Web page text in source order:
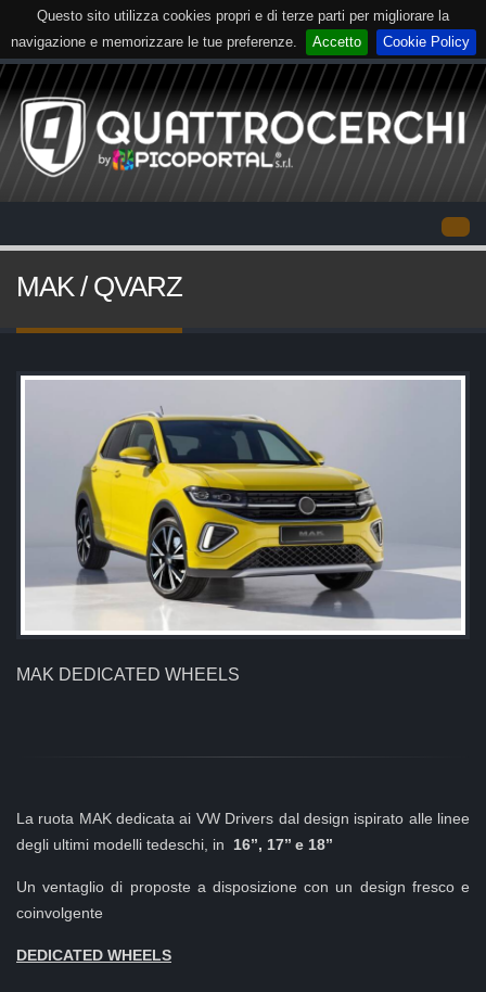
Questo sito utilizza cookies propri e di terze parti per migliorare la
navigazione e memorizzare le tue preferenze.
Accetto Cookie Policy
MAK / QVARZ
MAK DEDICATED WHEELS
La ruota MAK dedicata ai VW Drivers dal design ispirato alle linee
degli ultimi modelli tedeschi, in 16’’, 17’’ e 18’’
Un ventaglio di proposte a disposizione con un design fresco e
coinvolgente
DEDICATED WHEELS